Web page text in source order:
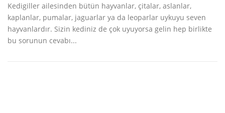
Kedigiller ailesinden bütün hayvanlar, çitalar, aslanlar,
kaplanlar, pumalar, jaguarlar ya da leoparlar uykuyu seven
hayvanlardır. Sizin kediniz de çok uyuyorsa gelin hep birlikte
bu sorunun cevabı...